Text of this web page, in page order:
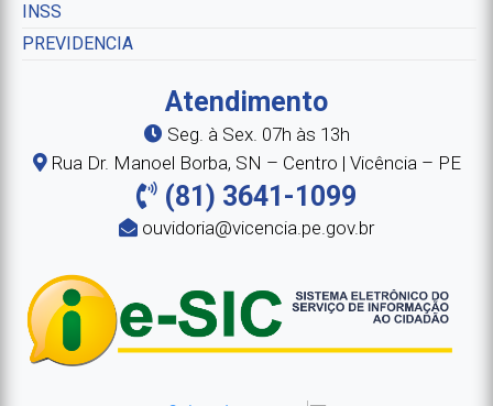
INSS
PREVIDENCIA
Atendimento
Seg. à Sex. 07h às 13h
Rua Dr. Manoel Borba, SN – Centro | Vicência – PE
(81) 3641-1099
ouvidoria@vicencia.pe.gov.br